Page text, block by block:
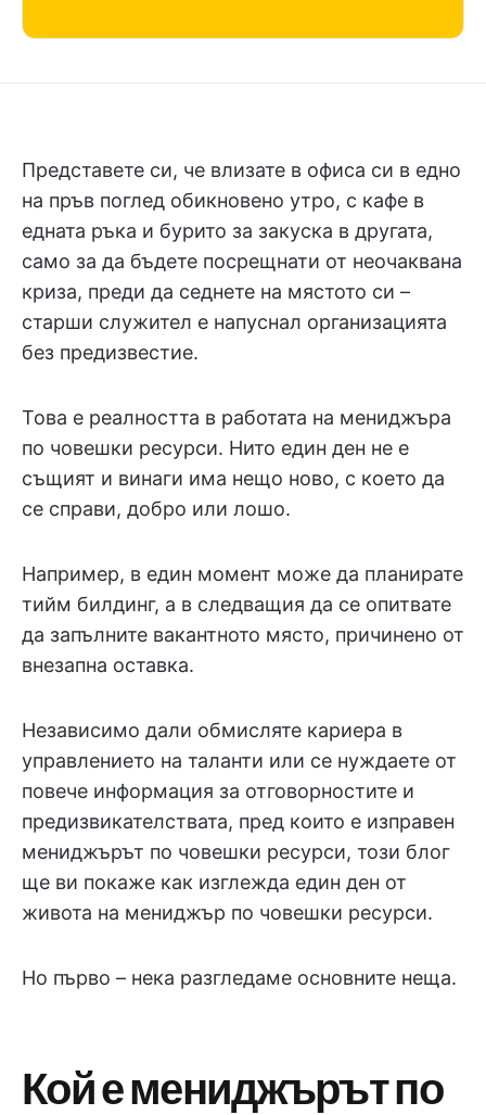
Представете си, че влизате в офиса си в едно
на пръв поглед обикновено утро, с кафе в
едната ръка и бурито за закуска в другата,
само за да бъдете посрещнати от неочаквана
криза, преди да седнете на мястото си –
старши служител е напуснал организацията
без предизвестие.
Това е реалността в работата на мениджъра
по човешки ресурси. Нито един ден не е
същият и винаги има нещо ново, с което да
се справи, добро или лошо.
Например, в един момент може да планирате
тийм билдинг, а в следващия да се опитвате
да запълните вакантното място, причинено от
внезапна оставка.
Независимо дали обмисляте кариера в
управлението на таланти или се нуждаете от
повече информация за отговорностите и
предизвикателствата, пред които е изправен
мениджърът по човешки ресурси, този блог
ще ви покаже как изглежда един ден от
живота на мениджър по човешки ресурси.
Но първо – нека разгледаме основните неща.
Кой е мениджърът по